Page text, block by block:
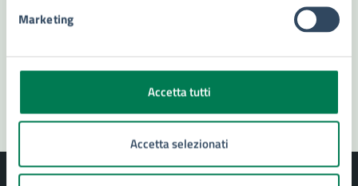
Marketing
Accetta tutti
Accetta selezionati
Prenota appuntamento
Segnala disservizio